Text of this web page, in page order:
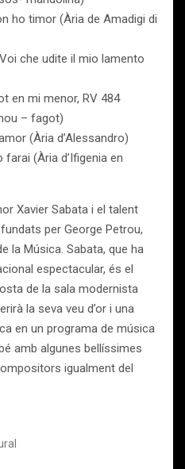
ho timor (Ària de Amadigi di
che udite il mio lamento
en mi menor, RV 484
– fagot)
(Ària d’Alessandro)
(Ària d’Ifigenia en
Xavier Sabata i el talent
per George Petrou,
la Música. Sabata, que ha
espectacular, és el
de la sala modernista
la seva veu d’or i una
en un programa de música
amb algunes bellíssimes
igualment del